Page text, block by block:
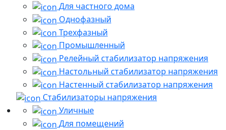
Для частного дома
Однофазный
Трехфазный
Промышленный
Релейный стабилизатор напряжения
Настольный стабилизатор напряжения
Настенный стабилизатор напряжения
Стабилизаторы напряжения
Уличные
Для помещений